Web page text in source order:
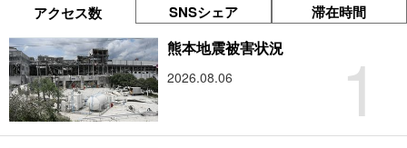
アクセス数 SNSシェア 滞在時間
1
熊本地震被害状況
2026.08.06